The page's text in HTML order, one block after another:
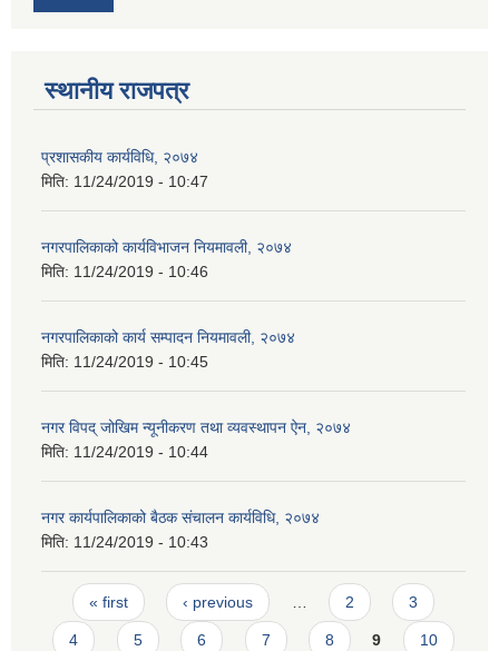
स्थानीय राजपत्र
प्रशासकीय कार्यविधि, २०७४
मिति: 11/24/2019 - 10:47
नगरपालिकाको कार्यविभाजन नियमावली, २०७४
मिति: 11/24/2019 - 10:46
नगरपालिकाको कार्य सम्पादन नियमावली, २०७४
मिति: 11/24/2019 - 10:45
नगर विपद् जोखिम न्यूनीकरण तथा व्यवस्थापन ऐन, २०७४
मिति: 11/24/2019 - 10:44
नगर कार्यपालिकाको बैठक संचालन कार्यविधि, २०७४
मिति: 11/24/2019 - 10:43
Pages
« first ‹ previous … 2 3
4 5 6 7 8 9 10